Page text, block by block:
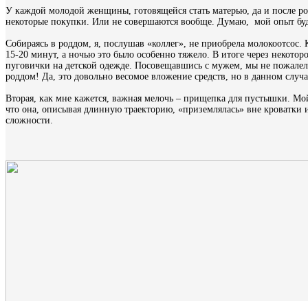
У каждой молодой женщины, готовящейся стать матерью, да и после
некоторые покупки. Или не совершаются вообще. Думаю, мой опыт
Собираясь в роддом, я, послушав «коллег», не приобрела
15-20 минут, а ночью это было особенно тяжело. В итоге через
пуговички на детской одежде. Посовещавшись с мужем, мы не
роддом! Да, это довольно весомое вложение средств, но в данном
Вторая, как мне кажется, важная мелочь – прищепка для пустышки.
что она, описывая длинную траекторию, «приземлялась» вне
сложности.